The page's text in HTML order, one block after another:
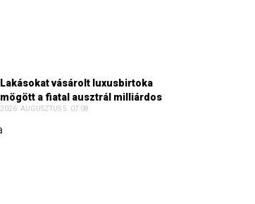
Lakásokat vásárolt luxusbirtoka
mögött a fiatal ausztrál milliárdos
2026. AUGUSZTUS 5. 07:08